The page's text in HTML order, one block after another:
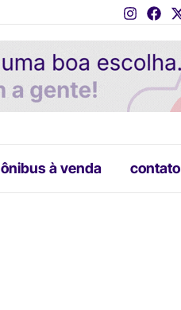
ônibus à venda contato